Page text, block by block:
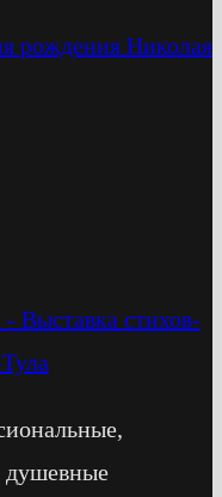
рождения Николая
- Выставка стихов-
душевные